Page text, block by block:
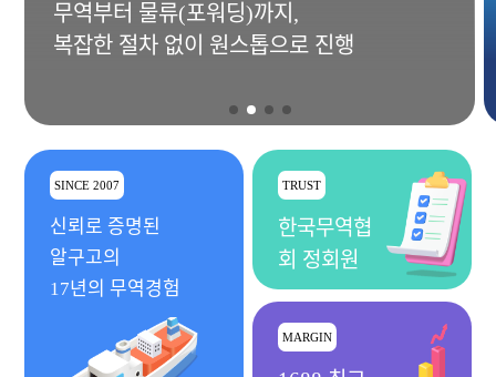
무역부터 물류(포워딩)까지,
복잡한 절차 없이 원스톱으로 진행
SINCE 2007
신뢰로 증명된
알구고의
17년의 무역경험
TRUST
한국무역협
회 정회원
MARGIN